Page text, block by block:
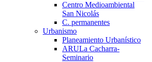
Centro Medioambiental
San Nicolás
C. permanentes
Urbanismo
Planeamiento Urbanístico
ARULa Cacharra-
Seminario